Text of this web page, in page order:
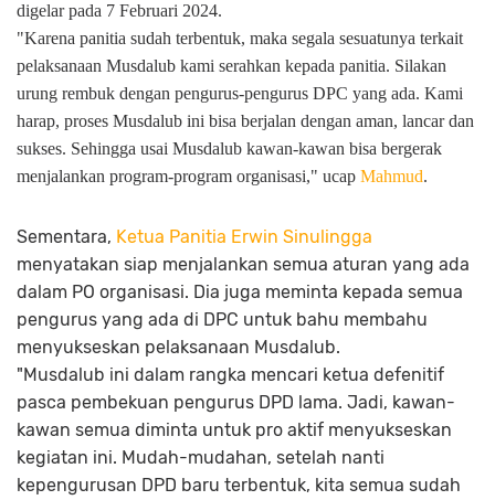
digelar pada 7 Februari 2024.
"Karena panitia sudah terbentuk, maka segala sesuatunya terkait
pelaksanaan Musdalub kami serahkan kepada panitia. Silakan
urung rembuk dengan pengurus-pengurus DPC yang ada. Kami
harap, proses Musdalub ini bisa berjalan dengan aman, lancar dan
sukses. Sehingga usai Musdalub kawan-kawan bisa bergerak
menjalankan program-program organisasi," ucap Mahmud.
Sementara, Ketua Panitia Erwin Sinulingga
menyatakan siap menjalankan semua aturan yang ada
dalam PO organisasi. Dia juga meminta kepada semua
pengurus yang ada di DPC untuk bahu membahu
menyukseskan pelaksanaan Musdalub.
"Musdalub ini dalam rangka mencari ketua defenitif
pasca pembekuan pengurus DPD lama. Jadi, kawan-
kawan semua diminta untuk pro aktif menyukseskan
kegiatan ini. Mudah-mudahan, setelah nanti
kepengurusan DPD baru terbentuk, kita semua sudah